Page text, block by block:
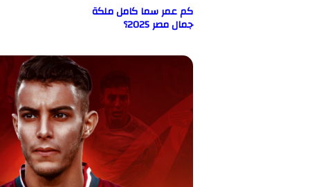
كم عمر سما كامل ملكة
جمال مصر 2025؟